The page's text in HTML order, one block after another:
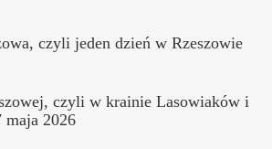
czyli jeden dzień w Rzeszowie
czyli w krainie Lasowiaków i
maja 2026